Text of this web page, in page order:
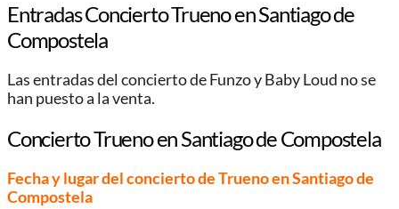
Entradas Concierto Trueno en Santiago de
Compostela
Las entradas del concierto de Funzo y Baby Loud no se
han puesto a la venta.
Concierto Trueno en Santiago de Compostela
Fecha y lugar del concierto de Trueno en Santiago de
Compostela